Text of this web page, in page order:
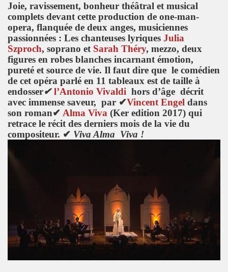
Joie, ravissement, bonheur théâtral et musical
complets devant cette production de one-man-
opera, flanquée de deux anges, musiciennes
passionnées : Les chanteuses lyriques Julia
Szproch, soprano et Sarah Théry, mezzo, deux
figures en robes blanches incarnant émotion,
pureté et source de vie. Il faut dire que le comédien
de cet opéra parlé en 11 tableaux est de taille à
endosser✔ l’Antonio Vivaldi hors d’âge décrit
avec immense saveur, par ✔Vincent Engel dans
son roman✔ Alma Viva (Ker edition 2017) qui
retrace le récit des derniers mois de la vie du
compositeur. ✔ Viva Alma Viva !